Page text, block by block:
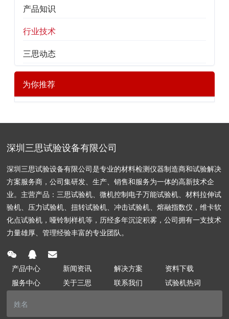
产品知识
行业技术
三思动态
为你推荐
深圳三思试验设备有限公司
深圳三思试验设备有限公司是专业的材料检测仪器制造商和试验解决
方案服务商，公司集研发、生产、销售和服务为一体的高新技术企
业。主营产品：三思试验机、微机控制电子万能试验机、材料拉伸试
验机、压力试验机、扭转试验机、冲击试验机、熔融指数仪，维卡软
化点试验机，哑铃制样机等，历经多年沉淀积雾，公司拥有一支技术
力量雄厚、管理经验丰富的专业团队。
产品中心 新闻资讯 解决方案
资料下载
服务中心
关于三思 联系我们 试验机热词